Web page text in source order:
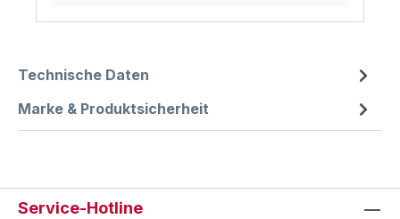
Technische Daten
Marke & Produktsicherheit
Service-Hotline